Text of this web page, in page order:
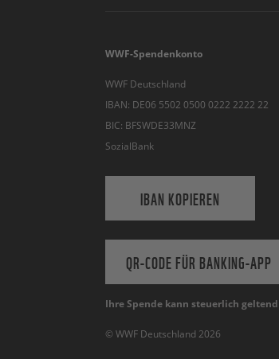
WWF-Spendenkonto
WWF Deutschland
IBAN: DE06 5502 0500 0222 2222 22
BIC: BFSWDE33MNZ
SozialBank
IBAN KOPIEREN
QR-CODE FÜR BANKING-APP
Ihre Spende kann steuerlich
© WWF Deutschland 2026